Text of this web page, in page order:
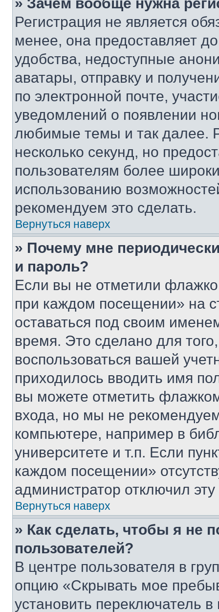
Регистрация не является
менее, она предоставляет
удобства, недоступные
аватары, отправку и
по электронной почте,
уведомлений о появлении
любимые темы и так далее.
несколько секунд, но
пользователям более
использованию
рекомендуем это сделать.
Вернуться наверх
» Почему мне
и пароль?
Если вы не отметили
при каждом посещении» на
оставаться под своим
время. Это сделано для
воспользоваться вашей
приходилось вводить имя
вы можете отметить
входа, но мы не
компьютере, например в
университете и т.п. Если
каждом посещении»
администратор отключил
Вернуться наверх
» Как сделать, чтобы я не
пользователей?
В центре пользователя в
опцию «Скрывать мое
установить переключатель